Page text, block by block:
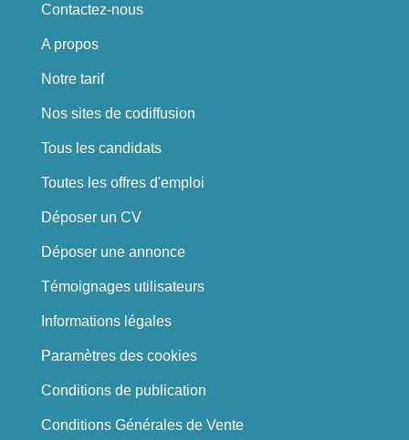
Contactez-nous
A propos
Notre tarif
Nos sites de codiffusion
Tous les candidats
Toutes les offres d'emploi
Déposer un CV
Déposer une annonce
Témoignages utilisateurs
Informations légales
Paramètres des cookies
Conditions de publication
Conditions Générales de Vente